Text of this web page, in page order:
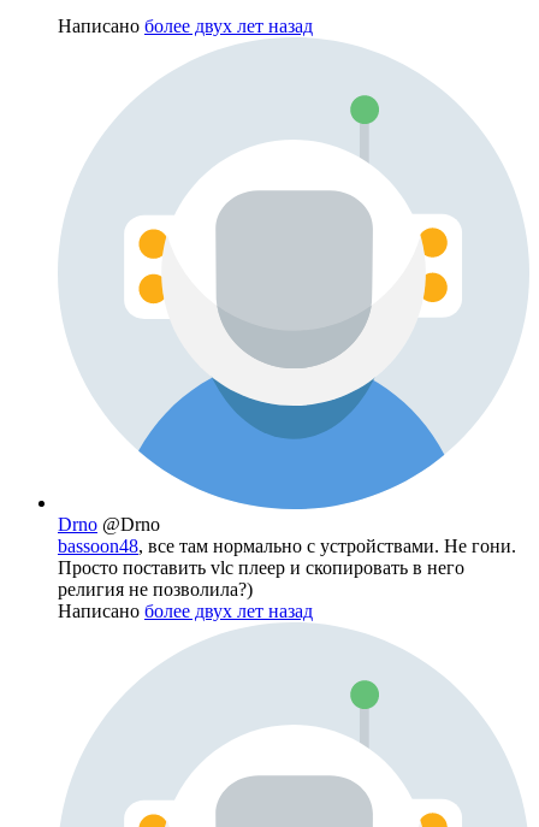
Написано более двух лет назад
Drno @Drno
bassoon48, все там нормально с устройствами. Не гони.
Просто поставить vlc плеер и скопировать в него
религия не позволила?)
Написано более двух лет назад